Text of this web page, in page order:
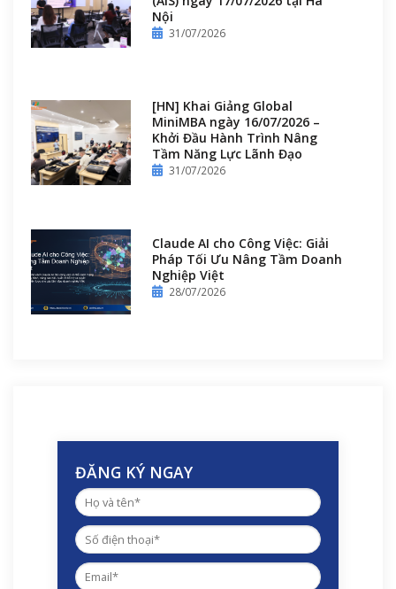
Nội
31/07/2026
[HN] Khai Giảng Global
MiniMBA ngày 16/07/2026 –
Khởi Đầu Hành Trình Nâng
Tầm Năng Lực Lãnh Đạo
31/07/2026
Claude AI cho Công Việc: Giải
Pháp Tối Ưu Nâng Tầm Doanh
Nghiệp Việt
28/07/2026
ĐĂNG KÝ NGAY